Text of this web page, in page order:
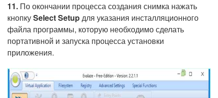
11. По окончании процесса создания снимка нажать
кнопкуSelect Setupдля указания инсталляционного
файла программы, которую необходимо сделать
портативной и запуска процесса установки
приложения.